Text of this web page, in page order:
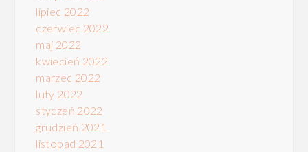
lipiec 2022
czerwiec 2022
maj 2022
kwiecień 2022
marzec 2022
luty 2022
styczeń 2022
grudzień 2021
listopad 2021